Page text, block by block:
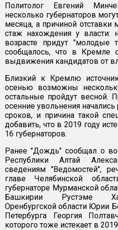
Политолог Евгений
несколько губернаторов
месяца, а причиной
стаж нахождения у власти:
возрасте придут "молодые
сообщалось, что в Кремле
выдвижения кандидатов от
Близкий к Кремлю
осенью возможны
остальные пройдут весной.
осенние увольнения
сроков, и причина такой
добавить, что в 2019 году
16 губернаторов.
Ранее "Дождь" сообщал о
Республики Алтай
сведениям "Ведомостей",
главе Челябинской
губернаторе Мурманской
Башкирии Рустэме
Оренбургской области Юрии
Петербурга Георгия
которого тоже истекает в